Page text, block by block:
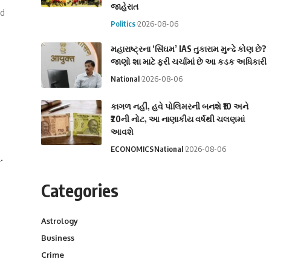
જાહેરાત
Politics 2026-08-06
મહારાષ્ટ્રના ‘સિંઘમ’ IAS તુકારામ મુન્ઢે કોણ છે?
જાણો શા માટે ફરી ચર્ચામાં છે આ કડક અધિકારી
National 2026-08-06
કાગળ નહીં, હવે પોલિમરની બનશે ₹10 અને
₹20ની નોટ, આ નાણાકીય વર્ષથી ચલણમાં
આવશે
ECONOMICSNational 2026-08-06
Categories
Astrology
Business
Crime